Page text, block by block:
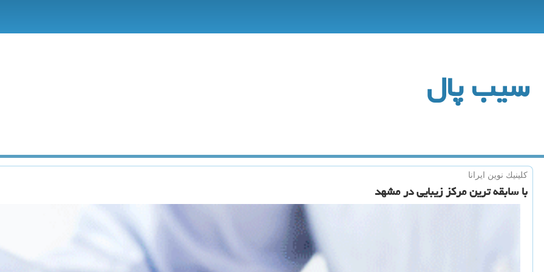
سیب پال
كلینیك نوین ایرانا
با سابقه ترین مركز زیبایی در مشهد